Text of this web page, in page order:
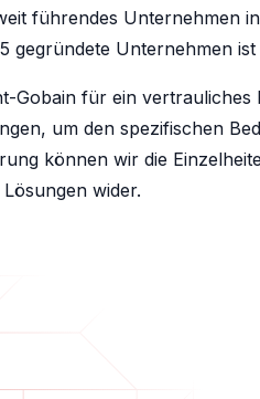
führendes Unternehmen
gegründete Unternehmen
Gobain für ein
um den spezifischen
können wir die
wider.